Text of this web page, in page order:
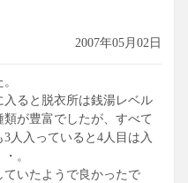
2007年05月02日
ると脱衣所は銭湯レベル
が豊富でしたが、すべて
人入っていると4人目は入
。
いたようで良かったで